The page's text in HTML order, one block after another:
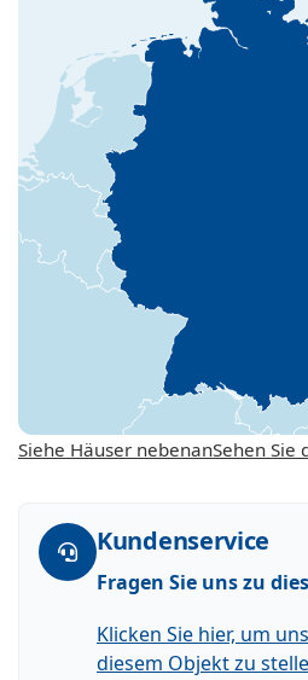
Siehe Häuser nebenanSehen Sie
Kundenservice
Fragen Sie uns zu
Klicken Sie hier, um
diesem Objekt zu